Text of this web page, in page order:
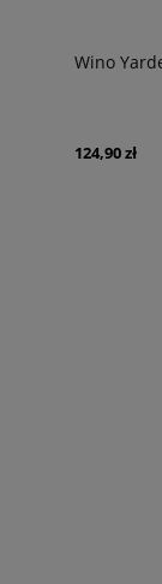
Wino
124,90 zł